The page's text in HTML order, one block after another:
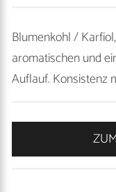
Blumenkohl /
aromatischen und
Auflauf. Konsistenz